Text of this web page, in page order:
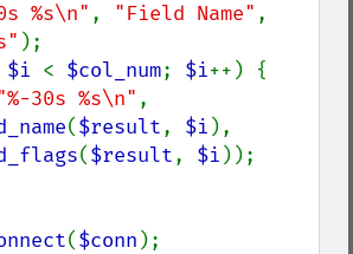
%s\n" , "Field Name"
);
$i < $col_num; $i++) {
30s %s\n"
($result, $i
($result, $i ));
($conn